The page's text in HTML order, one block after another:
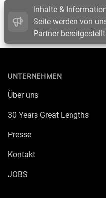
Inhalte &
Seite werden von
Partner bereitgestellt
UNTERNEHMEN
Über uns
30 Years Great Lengths
Presse
Kontakt
JOBS